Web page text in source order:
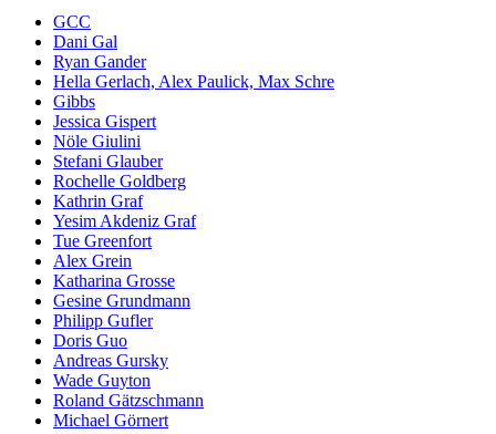
GCC
Dani Gal
Ryan Gander
Hella Gerlach, Alex Paulick, Max Schre
Gibbs
Jessica Gispert
Nöle Giulini
Stefani Glauber
Rochelle Goldberg
Kathrin Graf
Yesim Akdeniz Graf
Tue Greenfort
Alex Grein
Katharina Grosse
Gesine Grundmann
Philipp Gufler
Doris Guo
Andreas Gursky
Wade Guyton
Roland Gätzschmann
Michael Görnert